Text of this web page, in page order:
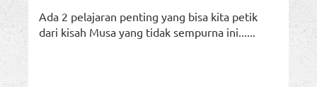
Ada 2 pelajaran penting yang bisa kita petik
dari kisah Musa yang tidak sempurna ini......